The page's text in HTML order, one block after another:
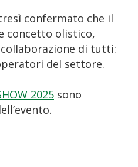
confermato che il
concetto olistico,
collaborazione di tutti:
del settore.
2025 sono